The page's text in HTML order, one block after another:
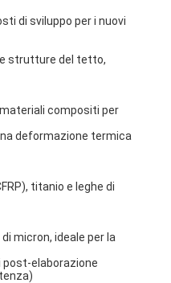
di sviluppo per i nuovi
e strutture del tetto,
compositi per
deformazione termica
titanio e leghe di
micron, ideale per la
post-elaborazione